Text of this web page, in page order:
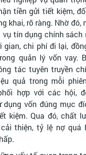
tiền gửi tiết kiệm,
khai, rõ ràng. Nhờ đó,
tín dụng chính sách
gian, chi phí đi lại,
quản lý vốn vay.
tác tuyên truyền
quả trong mỗi
hợp với các hội,
dụng vốn đúng mục
kiệm. Qua đó, chất
thiện, tỷ lệ nợ quá